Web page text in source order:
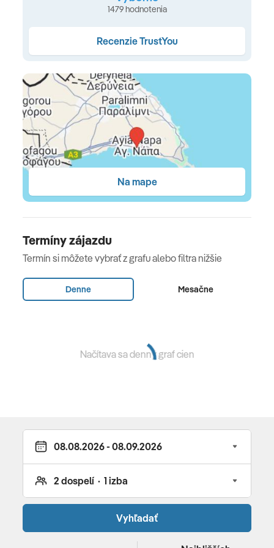
Štandardná izba s výhľadom na krajinu
Superior izba s výhľadom na krajinu
možnosťou 2 prísteliek: poschodová posteľ, max. pre
3+0) •Superior rodinná izba(27 m², max 3 alebo 2+2,
prístelka vo forme dvojposchodovej postele)
Stravovanie
All Inclusive
raňajky (07:00-10:00), obed (12:30-14:30) a večera
(18:30-21:00) v hlavnej reštaurácií Rainbow • snacky
(10:15-12:15 / 14:45-17:45) • v čase 10:00-23:00 lokálne
alkoholické a nealkoholické nápoje v Bianco Pool Bar •
koniec all inclusive o 12:00 v deň odchodu
All Inclusive
Rainbow reštaurácia
: raňajky (07:00-10:00), obed
nápoje v čase 10:00-23:00 • koniec all inclusive o 12:00
požičovňa áut • vonkajší bazén • detský bazén • vírivka •
slnečníky a ležadlá pri bazénoch (zdarma) • plážové
šípky • wellness - sauna, masáže (za poplatok) • detské
ihrisko • 2x týždenne živá hudba • služby čistiarne a
práčovne (za poplatok) • služby lekára
1479 hodnotenia
Recenzie TrustYou
Na mape
Termíny zájazdu
Termín si môžete vybrať z grafu alebo filtra nižšie
Denne Mesačne
Načítava sa denný graf cien
Vyhľadať